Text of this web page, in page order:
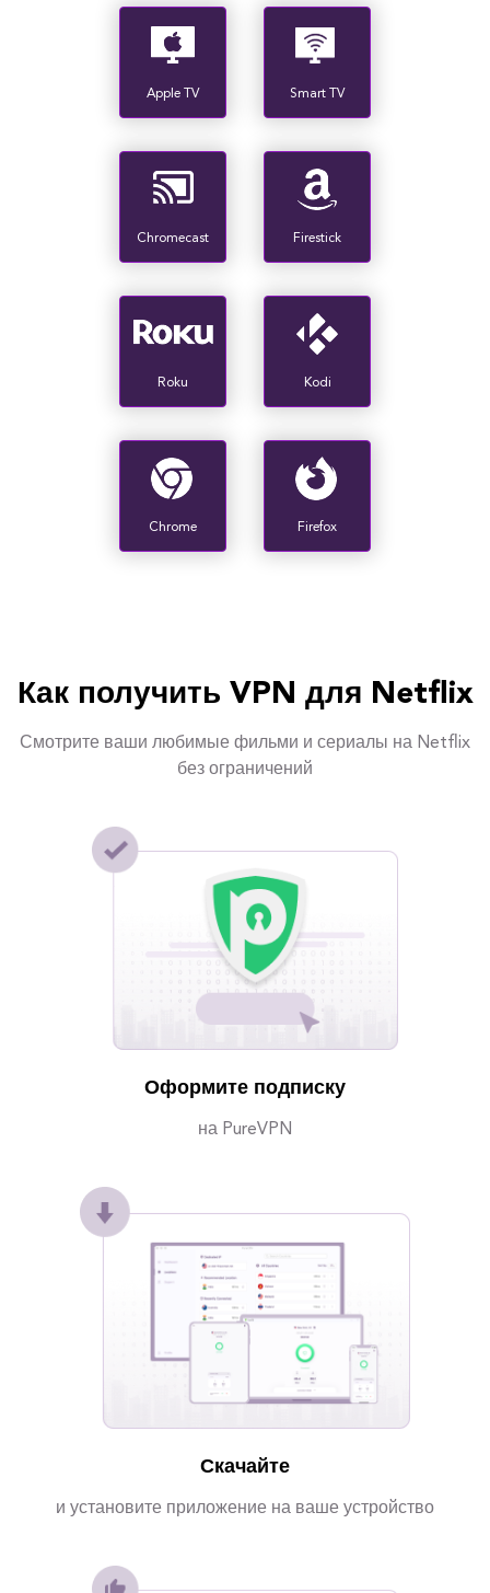
Apple TV Smart TV
Chromecast Firestick
Roku Kodi
Chrome Firefox
Как получить VPN для Netflix
Смотрите ваши любимые фильми и сериалы на Netflix
без ограничений
Оформите подписку
на PureVPN
Скачайте
и установите приложение на ваше устройство